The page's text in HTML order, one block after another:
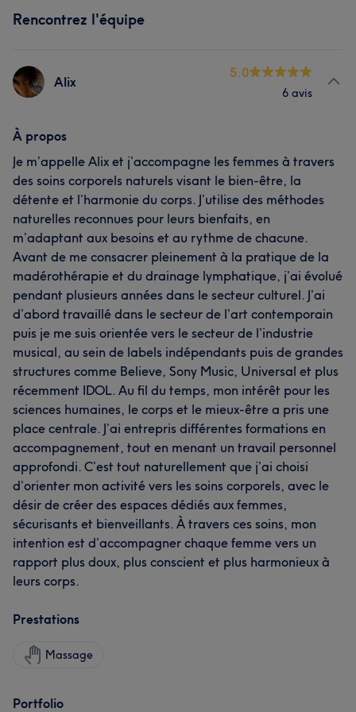
Rencontrez l'équipe
Alix
5.0
6 avis
À propos
Je m’appelle Alix et j’accompagne les femmes à travers
des soins corporels naturels visant le bien-être, la
détente et l’harmonie du corps. J’utilise des méthodes
naturelles reconnues pour leurs bienfaits, en
m’adaptant aux besoins et au rythme de chacune.
Avant de me consacrer pleinement à la pratique de la
madérothérapie et du drainage lymphatique, j’ai évolué
pendant plusieurs années dans le secteur culturel. J’ai
d’abord travaillé dans le secteur de l’art contemporain
puis je me suis orientée vers le secteur de l’industrie
musical, au sein de labels indépendants puis de grandes
structures comme Believe, Sony Music, Universal et plus
récemment IDOL. Au fil du temps, mon intérêt pour les
sciences humaines, le corps et le mieux-être a pris une
place centrale. J’ai entrepris différentes formations en
accompagnement, tout en menant un travail personnel
approfondi. C’est tout naturellement que j’ai choisi
d’orienter mon activité vers les soins corporels, avec le
désir de créer des espaces dédiés aux femmes,
sécurisants et bienveillants. À travers ces soins, mon
intention est d’accompagner chaque femme vers un
rapport plus doux, plus conscient et plus harmonieux à
leurs corps.
Prestations
Massage
Portfolio